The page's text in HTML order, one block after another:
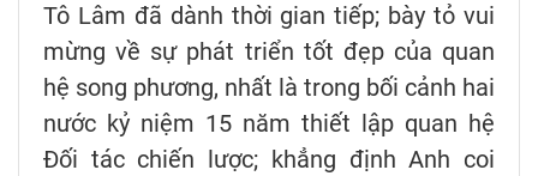
Tô Lâm đã dành thời gian tiếp; bày tỏ vui
mừng về sự phát triển tốt đẹp của quan
hệ song phương, nhất là trong bối cảnh hai
nước kỷ niệm 15 năm thiết lập quan hệ
Đối tác chiến lược; khẳng định Anh coi